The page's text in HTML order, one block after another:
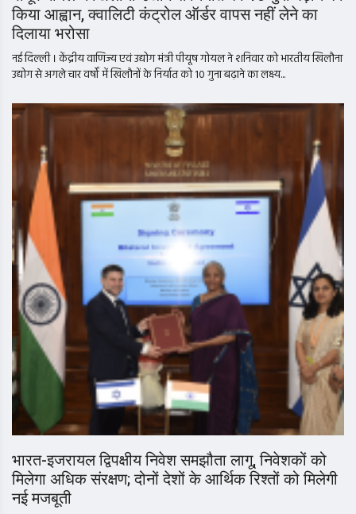
किया आह्वान, क्वालिटी कंट्रोल ऑर्डर वापस नहीं लेने का
दिलाया भरोसा
नई दिल्ली । केंद्रीय वाणिज्य एवं उद्योग मंत्री पीयूष गोयल ने शनिवार को भारतीय खिलौना
उद्योग से अगले चार वर्षों में खिलौनों के निर्यात को 10 गुना बढ़ाने का लक्ष्य...
भारत-इजरायल द्विपक्षीय निवेश समझौता लागू, निवेशकों को
मिलेगा अधिक संरक्षण; दोनों देशों के आर्थिक रिश्तों को मिलेगी
नई मजबूती